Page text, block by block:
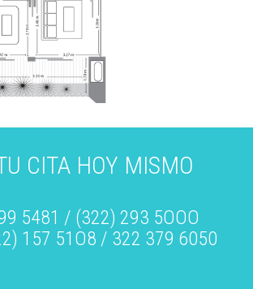
CITA HOY MISMO
5481 / (322) 293 5OOO
157 51O8 / 322 379 6050